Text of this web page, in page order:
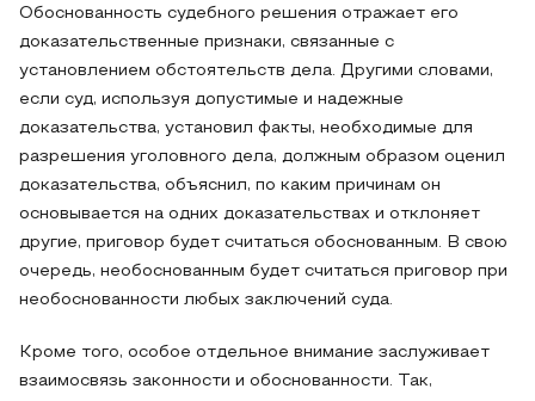
Обоснованность судебного решения отражает его
доказательственные признаки, связанные с
установлением обстоятельств дела. Другими словами,
если суд, используя допустимые и надежные
доказательства, установил факты, необходимые для
разрешения уголовного дела, должным образом оценил
доказательства, объяснил, по каким причинам он
основывается на одних доказательствах и отклоняет
другие, приговор будет считаться обоснованным. В свою
очередь, необоснованным будет считаться приговор при
необоснованности любых заключений суда.
Кроме того, особое отдельное внимание заслуживает
взаимосвязь законности и обоснованности. Так,